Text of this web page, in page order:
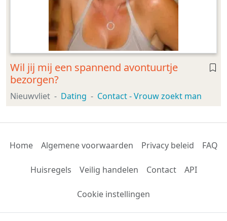
Wil jij mij een spannend avontuurtje
bezorgen?
Nieuwvliet Dating Contact - Vrouw zoekt man
Home Algemene voorwaarden Privacy beleid FAQ
Huisregels Veilig handelen Contact API
Cookie instellingen